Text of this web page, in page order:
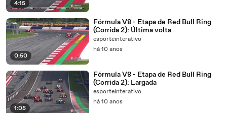
4:15
0:50
Fórmula V8 - Etapa de Red Bull Ring
(Corrida 2): Última volta
esporteinterativo
há 10 anos
1:05
Fórmula V8 - Etapa de Red Bull Ring
(Corrida 2): Largada
esporteinterativo
há 10 anos